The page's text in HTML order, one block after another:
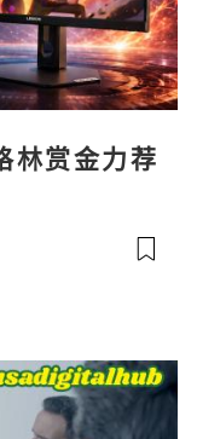
林赏金力荐